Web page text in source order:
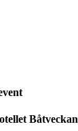
Båtveckan